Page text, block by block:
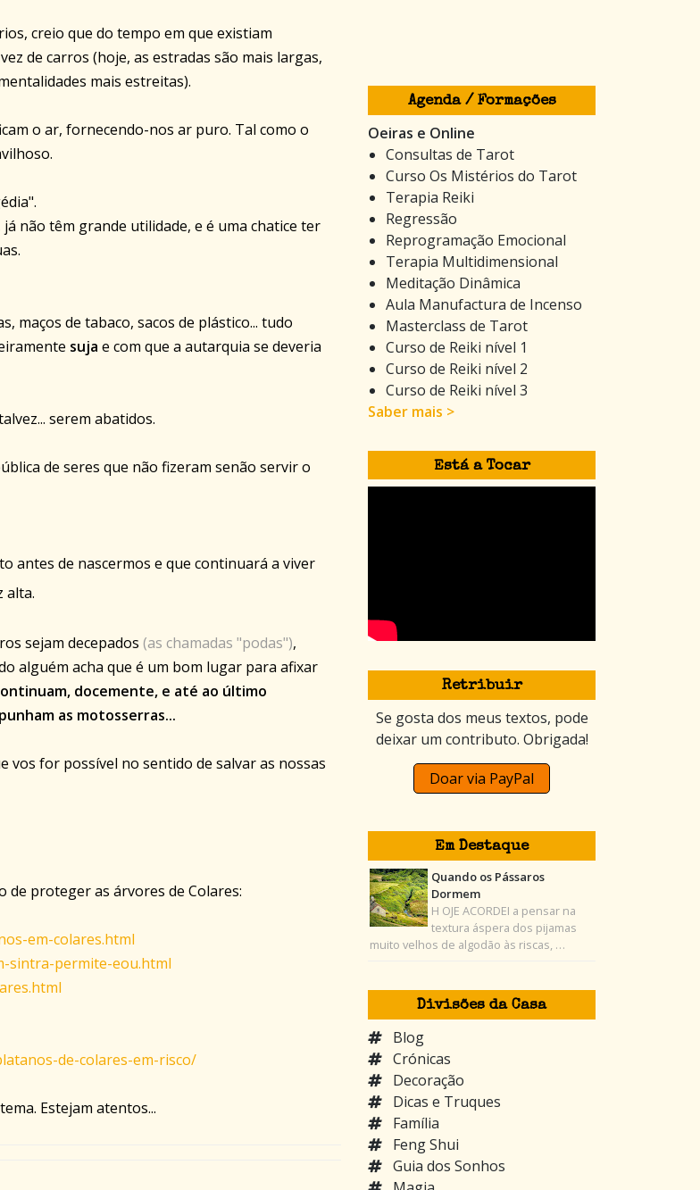
creio que do tempo em que existiam
de carros (hoje, as estradas são mais largas,
mais estreitas).
o ar, fornecendo-nos ar puro. Tal como o
não têm grande utilidade, e é uma chatice ter
maços de tabaco, sacos de plástico... tudo
suja e com que a autarquia se deveria
serem abatidos.
de seres que não fizeram senão servir o
antes de nascermos e que continuará a viver
alta.
sejam decepados (as chamadas "podas"),
alguém acha que é um bom lugar para afixar
docemente, e até ao último
as motosserras...
vos for possível no sentido de salvar as nossas
proteger as árvores de Colares:
em-colares.html
sintra-permite-eou.html
de-colares-em-risco/
Estejam atentos...
Agenda / Formações
Oeiras e Online
Consultas de Tarot
Curso Os Mistérios do Tarot
Terapia Reiki
Regressão
Reprogramação Emocional
Terapia Multidimensional
Meditação Dinâmica
Aula Manufactura de Incenso
Masterclass de Tarot
Curso de Reiki nível 1
Curso de Reiki nível 2
Curso de Reiki nível 3
Saber mais >
Está a Tocar
Retribuir
Se gosta dos meus textos, pode
deixar um contributo. Obrigada!
Doar via PayPal
Em Destaque
Quando os Pássaros
Dormem
H OJE ACORDEI a pensar na
textura áspera dos pijamas
muito velhos de algodão às riscas, …
Divisões da Casa
Blog
Crónicas
Decoração
Dicas e Truques
Família
Feng Shui
Guia dos Sonhos